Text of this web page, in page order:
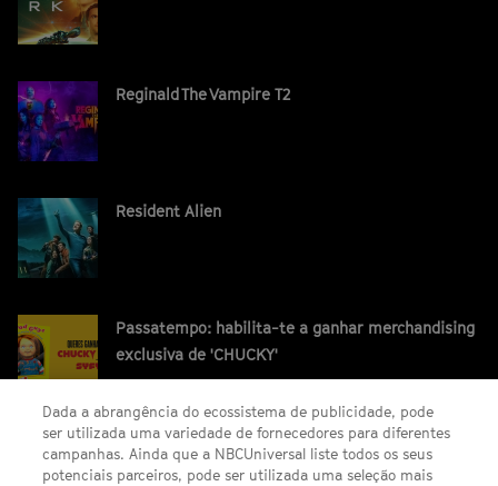
Reginald The Vampire T2
Resident Alien
Passatempo: habilita-te a ganhar merchandising
exclusiva de 'CHUCKY'
Dada a abrangência do ecossistema de publicidade, pode
ser utilizada uma variedade de fornecedores para diferentes
campanhas. Ainda que a NBCUniversal liste todos os seus
potenciais parceiros, pode ser utilizada uma seleção mais